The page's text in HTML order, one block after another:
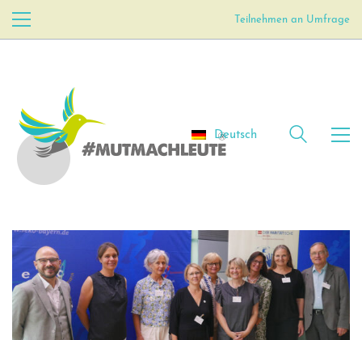
Teilnehmen an Umfrage
Deutsch